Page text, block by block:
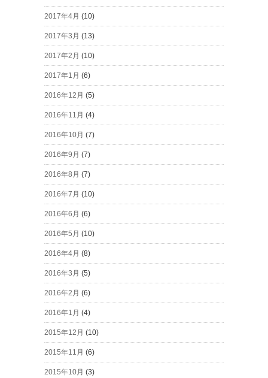
2017年4月 (10)
2017年3月 (13)
2017年2月 (10)
2017年1月 (6)
2016年12月 (5)
2016年11月 (4)
2016年10月 (7)
2016年9月 (7)
2016年8月 (7)
2016年7月 (10)
2016年6月 (6)
2016年5月 (10)
2016年4月 (8)
2016年3月 (5)
2016年2月 (6)
2016年1月 (4)
2015年12月 (10)
2015年11月 (6)
2015年10月 (3)